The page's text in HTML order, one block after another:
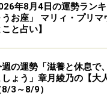
年8月4日の運勢ラン
うお座」 マリィ・プリ
こと占い】
の運勢「滋養と休息で
しょう」章月綾乃の【大
8/3～8/9）